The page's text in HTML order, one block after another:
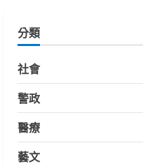
分類
社會
警政
醫療
藝文